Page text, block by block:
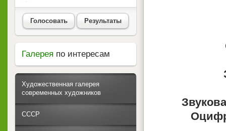
Голосовать Результаты
Галерея по интересам
Художественная галерея
современных художников
СССР